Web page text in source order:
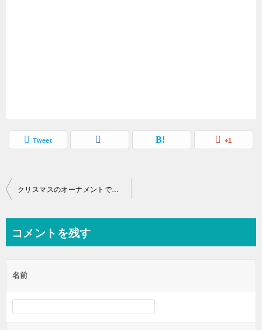
Tweet +1
投
ビ
ー
シ
クリスマスのオーナメントで星を折り紙で手作りする方法
コメントを残す
名前